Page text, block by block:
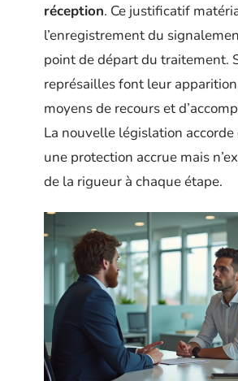
réception. Ce justificatif
l’enregistrement du
point de départ du traitement.
représailles font leur
moyens de recours et
La nouvelle législation accorde
une protection accrue mais
de la rigueur à chaque étape.